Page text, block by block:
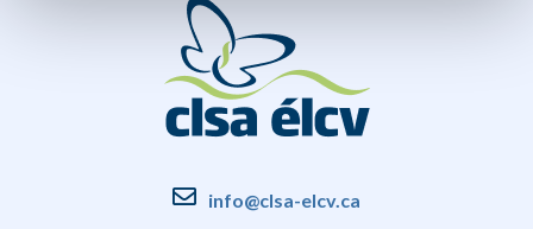
info@clsa-elcv.ca